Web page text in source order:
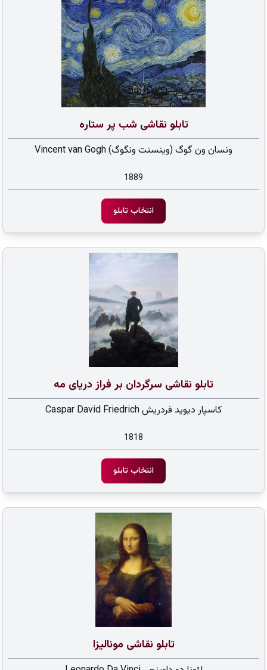
تابلو نقاشی شب پر ستاره
ونسان ون گوگ (وینسنت ونگوگ) Vincent van Gogh
1889
انتخاب تابلو
تابلو نقاشی سرگردان بر فراز دریای مه
کاسپار دیوید فردریش Caspar David Friedrich
1818
انتخاب تابلو
تابلو نقاشی مونالیزا